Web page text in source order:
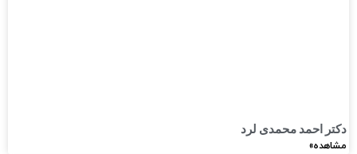
دکتر احمد محمدی لرد
مشاهده»